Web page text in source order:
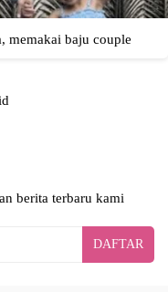
berita terbaru kami
DAFTAR